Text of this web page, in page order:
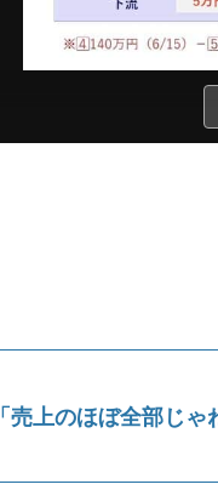
「売上のほぼ全部じ